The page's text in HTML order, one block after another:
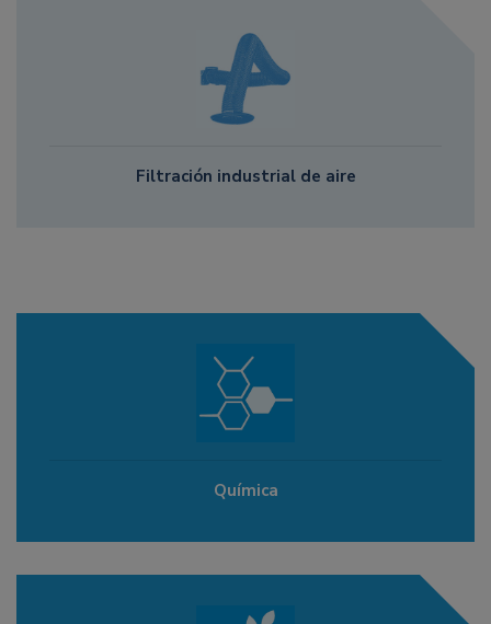
Filtración industrial de aire
Química